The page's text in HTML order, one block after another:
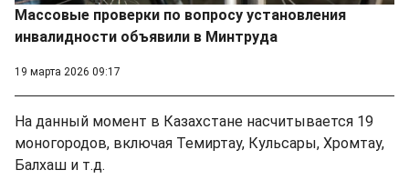
Массовые проверки по вопросу установления
инвалидности объявили в Минтруда
19 марта 2026 09:17
На данный момент в Казахстане насчитывается 19
моногородов, включая Темиртау, Кульсары, Хромтау,
Балхаш и т.д.